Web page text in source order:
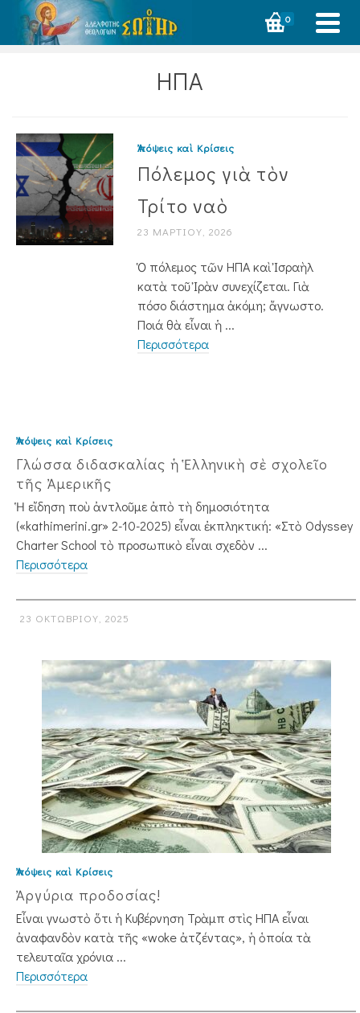
0
ΗΠΑ
Ἀπόψεις καὶ Κρίσεις
Πόλεμος γιὰ τὸν
Τρίτο ναὸ
23 ΜΑΡΤΊΟΥ, 2026
Ὁ πόλεμος τῶν ΗΠΑ καὶ Ἰσραὴλ
κατὰ τοῦ Ἰρὰν συνεχίζεται. Γιὰ
πόσο διάστημα ἀκόμη; ἄγνωστο.
Ποιά θὰ εἶναι ἡ ...
Περισσότερα
Ἀπόψεις καὶ Κρίσεις
Γλώσσα διδασκαλίας ἡ Ἑλληνικὴ σὲ σχολεῖο
τῆς Ἀμερικῆς
Ἡ εἴδηση ποὺ ἀντλοῦμε ἀπὸ τὴ δημοσιότητα
(«kathimerini.gr» 2-10-2025) εἶναι ἐκπληκτική: «Στὸ Odyssey
Charter School τὸ προσωπι­κὸ εἶναι σχεδὸν ...
Περισσότερα
23 ΟΚΤΩΒΡΊΟΥ, 2025
Ἀπόψεις καὶ Κρίσεις
Ἀργύρια προδοσίας!
Εἶναι γνωστὸ ὅτι ἡ Κυβέρνηση Τρὰμπ στὶς ΗΠΑ εἶναι
ἀναφανδὸν κατὰ τῆς «woke ἀτζέντας», ἡ ὁποία τὰ
τελευταῖα χρόνια ...
Περισσότερα